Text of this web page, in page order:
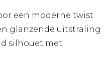
een moderne twist
glanzende uitstraling
silhouet met